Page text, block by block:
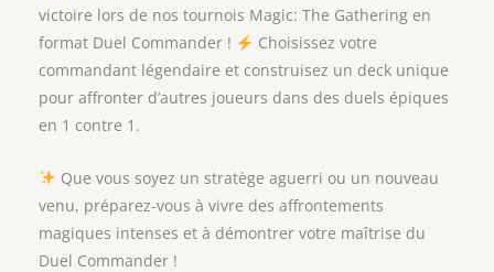
victoire lors de nos tournois Magic: The Gathering en
format Duel Commander !
Choisissez votre
commandant légendaire et construisez un deck unique
pour affronter d’autres joueurs dans des duels épiques
en 1 contre 1.
Que vous soyez un stratège aguerri ou un nouveau
venu, préparez-vous à vivre des affrontements
magiques intenses et à démontrer votre maîtrise du
Duel Commander !